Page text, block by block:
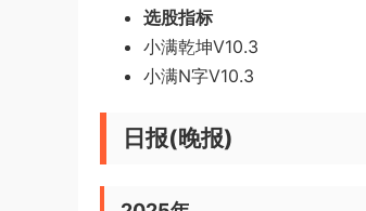
选股指标
小满乾坤V10.3
小满N字V10.3
日报(晚报)